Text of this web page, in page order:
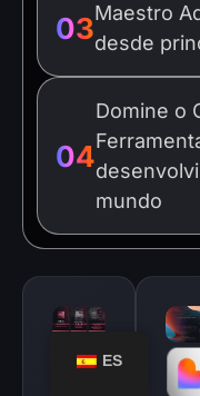
03Maestro
desde
04
Domine o
mundo
N8N
ES